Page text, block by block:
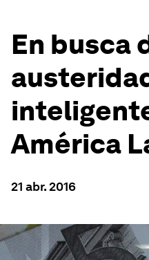
En busca
América
21 abr. 2016